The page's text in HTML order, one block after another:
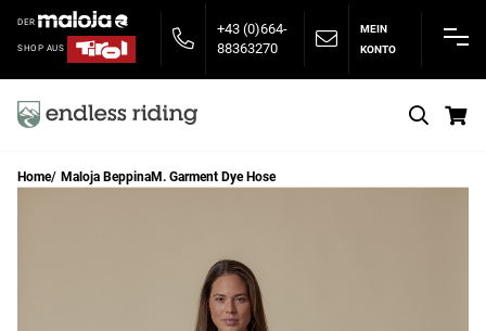
DER
SHOP AUS
+43 (0)664-
88363270
MEIN
KONTO
Home Maloja BeppinaM. Garment Dye Hose